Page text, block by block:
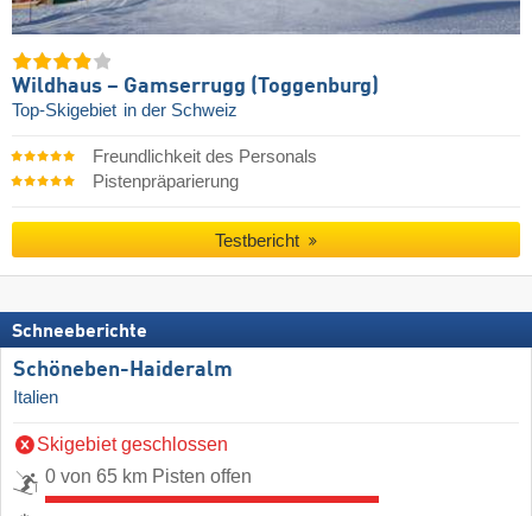
Wildhaus – Gamserrugg (Toggenburg)
Top-Skigebiet in der Schweiz
Freundlichkeit des Personals
Pistenpräparierung
Testbericht
Schneeberichte
Schöneben-Haideralm
Italien
Skigebiet geschlossen
0 von 65 km Pisten offen